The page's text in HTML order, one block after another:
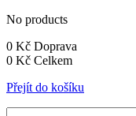
No products
0 Kč Doprava
0 Kč Celkem
Přejít do košíku